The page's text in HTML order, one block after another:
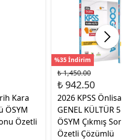
Kara
ÖSYM
Özetli
%35 İndirim
₺ 1,450.00
₺ 942.50
2026 KPSS
GENEL KÜLTÜR
ÖSYM Çıkmış
Özetli Çözümlü